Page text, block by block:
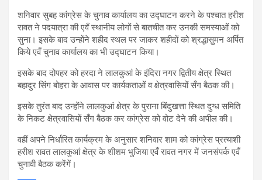
शनिवार सुबह कांग्रेस के चुनाव कार्यालय का उद्घाटन करने के पश्चात हरीश
रावत ने पदयात्रा की एवँ स्थानीय लोगों से बातचीत कर उनकी समस्याओं को
सुना। इसके बाद उन्होंने शहीद स्थल पर जाकर शहीदों को श्रद्धासुमन अर्पित
किये एवँ चुनाव कार्यालय का भी उद्घाटन किया।
इसके बाद दोपहर को हरदा ने लालकुआं के इंदिरा नगर द्वितीय क्षेत्र स्थित
बहादुर सिंग बोहरा के आवास पर कार्यकताओं व क्षेत्रवासियों सँग बैठक की।
इसके तुरंत बाद उन्होंने लालकुआं क्षेत्र के पुराना बिंदुखत्ता स्थित दुग्ध समिति
के निकट क्षेत्रवासियों सँग बैठक कर कांग्रेस को वोट देने की अपील की।
वहीं अपने निर्धारित कार्यक्रम के अनुसार शनिवार शाम को कांग्रेस प्रत्याशी
हरीश रावत लालकुआं क्षेत्र के शीशम भुजिया एवँ रावत नगर में जनसंपर्क एवँ
चुनावी बैठक करेंगें।